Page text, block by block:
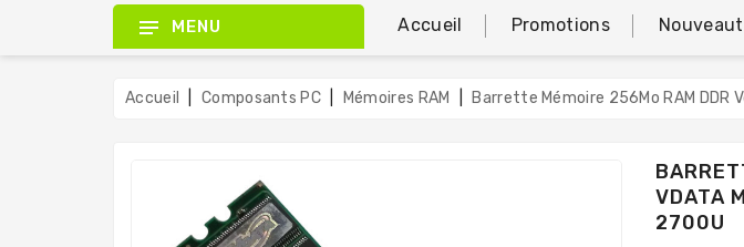
MENU Accueil Promotions
Accueil Composants PC Mémoires RAM Barrette Mémoire 256Mo RAM DDR
VDATA
2700U